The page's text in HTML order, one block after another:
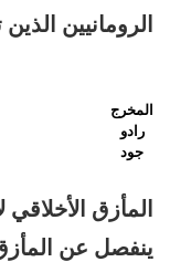
الرومانيين
المخرج
رادو
جود
المأزق
ينفصل عن المأزق